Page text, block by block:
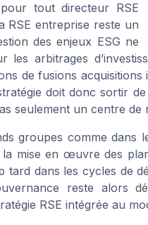
tout directeur RSE
RSE entreprise reste un
des enjeux ESG ne
les arbitrages
de fusions
doit donc sortir
seulement un centre de
groupes comme dans
la mise en œuvre des
tard dans les cycles de
reste alors
RSE intégrée au